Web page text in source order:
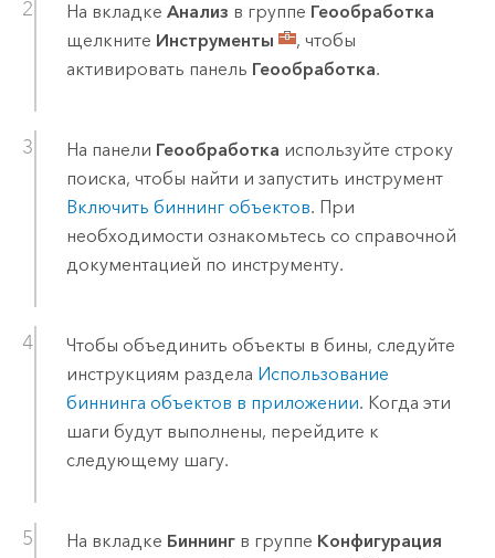
На вкладке Анализ в группе Геообработка
щелкните Инструменты
, чтобы
активировать панель Геообработка.
На панели Геообработка используйте строку
поиска, чтобы найти и запустить инструмент
Включить биннинг объектов. При
необходимости ознакомьтесь со справочной
документацией по инструменту.
Чтобы объединить объекты в бины, следуйте
инструкциям раздела Использование
биннинга объектов в приложении. Когда эти
шаги будут выполнены, перейдите к
следующему шагу.
На вкладке Биннингв группе Конфигурация